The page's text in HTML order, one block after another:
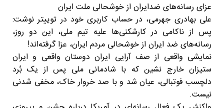
عزای رسانه‌های ضدایران از خوشحالی ملت ایران
علی بهادری جهرمی، در حساب کاربری خود در توییتر نوشت:
پس از ناکامی در کارشکنی‌ها علیه تیم ملی، این دو روز،
رسانه‌های ضد ایران از خوشحالی مردم ایران، عزا گرفته‌اند!
نمایشی واقعی از صف آرایی ایران دوستان واقعی و ایران
ستیزان خارج نشین که با شادمانی ملی پس از یک بُرد
دلچسب فوتبالی، عیان شد و با صد خروار خاک، مخفی شدنی
نیست.